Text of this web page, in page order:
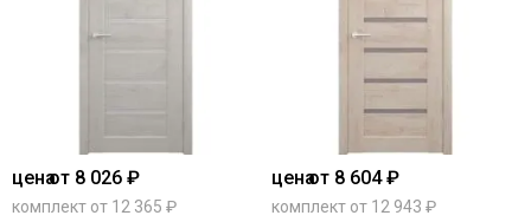
ценаот 8 026 ₽
комплект от 12 365 ₽
ценаот 8 604 ₽
комплект от 12 943 ₽